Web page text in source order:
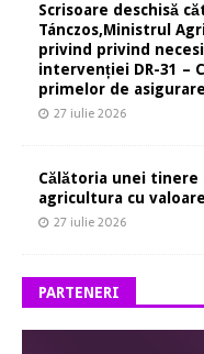
Scrisoare deschisă
Tánczos,Ministrul
privind privind
intervenției DR-31 –
primelor de asigurare
27 iulie 2026
Călătoria unei tinere
agricultura cu
27 iulie 2026
PARTENERI